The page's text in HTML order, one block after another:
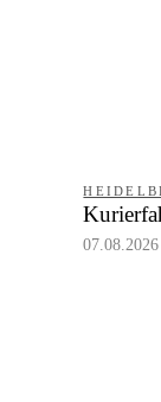
07.08.2026